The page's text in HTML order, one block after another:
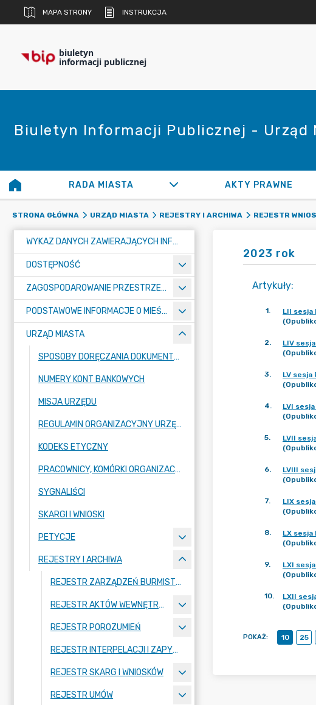
MAPA STRONY INSTRUKCJA
biuletyn
informacji publicznej
Biuletyn Informacji Publicznej - Urząd
RADA MIASTA AKTY PRAWNE
STRONA GŁÓWNA URZĄD MIASTA REJESTRY I ARCHIWA REJESTR
WYKAZ DANYCH ZAWIERAJĄCYCH INFORMACJE O ŚRODOWISKU I JEGO OCHRONIE
DOSTĘPNOŚĆ
ZAGOSPODAROWANIE PRZESTRZENNE
PODSTAWOWE INFORMACJE O MIEŚCIE
URZĄD MIASTA
SPOSOBY DORĘCZANIA DOKUMENTÓW DO URZĘDU MIASTA RADZIONKÓW
NUMERY KONT BANKOWYCH
MISJA URZĘDU
REGULAMIN ORGANIZACYJNY URZĘDU
KODEKS ETYCZNY
PRACOWNICY, KOMÓRKI ORGANIZACYJNE URZĘDU
SYGNALIŚCI
SKARGI I WNIOSKI
PETYCJE
REJESTRY I ARCHIWA
REJESTR ZARZĄDZEŃ BURMISTRZA MIASTA
REJESTR AKTÓW WEWNĘTRZNYCH
REJESTR POROZUMIEŃ
REJESTR INTERPELACJI I ZAPYTAŃ RADNYCH
REJESTR SKARG I WNIOSKÓW
REJESTR UMÓW
2023 rok
Artykuły:
1.
LII sesja
2.
LIV
3.
LV
4.
LVI
5.
LVII
6.
LVIII
7.
LIX
8.
LX
9.
LXI
10.
LXII
POKAŻ: 10 25